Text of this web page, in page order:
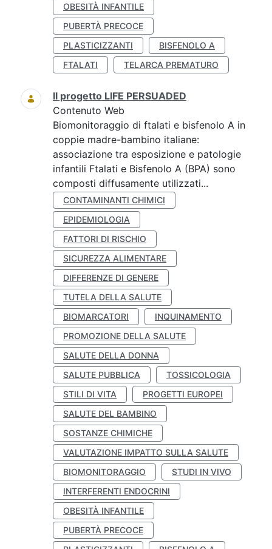
OBESITÀ INFANTILE
PUBERTÀ PRECOCE
PLASTICIZZANTI
BISFENOLO A
FTALATI
TELARCA PREMATURO
Il progetto LIFE PERSUADED
Contenuto Web
Biomonitoraggio di ftalati e bisfenolo A in
coppie madre-bambino italiane:
associazione tra esposizione e patologie
infantili Ftalati e Bisfenolo A (BPA) sono
composti diffusamente utilizzati...
CONTAMINANTI CHIMICI
EPIDEMIOLOGIA
FATTORI DI RISCHIO
SICUREZZA ALIMENTARE
DIFFERENZE DI GENERE
TUTELA DELLA SALUTE
BIOMARCATORI
INQUINAMENTO
PROMOZIONE DELLA SALUTE
SALUTE DELLA DONNA
SALUTE PUBBLICA
TOSSICOLOGIA
STILI DI VITA
PROGETTI EUROPEI
SALUTE DEL BAMBINO
SOSTANZE CHIMICHE
VALUTAZIONE IMPATTO SULLA SALUTE
BIOMONITORAGGIO
STUDI IN VIVO
INTERFERENTI ENDOCRINI
OBESITÀ INFANTILE
PUBERTÀ PRECOCE